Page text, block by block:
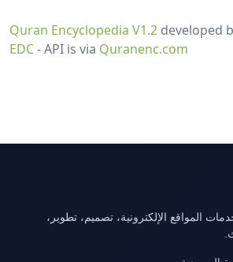
Quran Encyclopedia V1.2 developed
EDC- API is via Quranenc.com
المواقع الإلكترونية، تصميم، تطوير،